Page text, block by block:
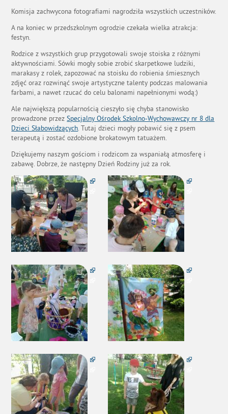
Komisja zachwycona fotografiami nagrodziła wszystkich uczestników.
A na koniec w przedszkolnym ogrodzie czekała wielka atrakcja:
festyn.
Rodzice z wszystkich grup przygotowali swoje stoiska z różnymi
aktywnościami. Sówki mogły sobie zrobić skarpetkowe ludziki,
marakasy z rolek, zapozować na stoisku do robienia śmiesznych
zdjęć oraz rozwinąć swoje artystyczne talenty podczas malowania
farbami, a nawet rzucać do celu balonami napełnionymi wodą:)
Ale największą popularnością cieszyło się chyba stanowisko
prowadzone przezSpecjalny Ośrodek Szkolno-Wychowawczy nr 8 dla
Dzieci Słabowidzących. Tutaj dzieci mogły pobawić się z psem
terapeutą i zostać ozdobione brokatowym tatuażem.
Dziękujemy naszym gościom i rodzicom za wspaniałą atmosferę i
zabawę. Dobrze, że następny Dzień Rodziny już za rok.